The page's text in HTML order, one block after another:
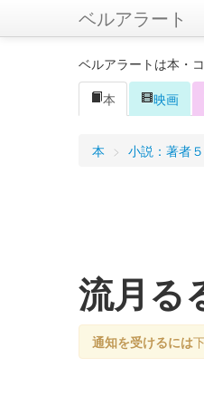
ベルアラート
ベルアラートは本・
本
映画
本 > 小説：著者
流月る
通知を受けるには